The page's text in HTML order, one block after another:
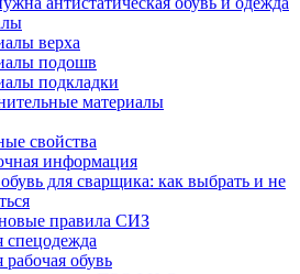
верха
подошв
подкладки
материалы
свойства
информация
для сварщика: как выбрать и не
правила СИЗ
спецодежда
рабочая обувь